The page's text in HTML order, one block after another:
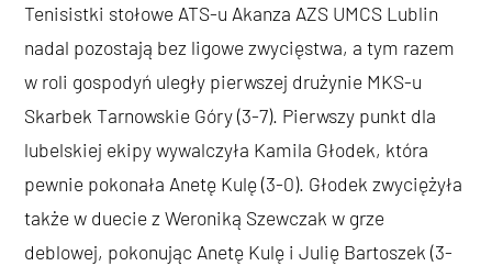
Tenisistki stołowe ATS-u Akanza AZS UMCS Lublin
nadal pozostają bez ligowe zwycięstwa, a tym razem
w roli gospodyń uległy pierwszej drużynie MKS-u
Skarbek Tarnowskie Góry (3-7). Pierwszy punkt dla
lubelskiej ekipy wywalczyła Kamila Głodek, która
pewnie pokonała Anetę Kulę (3-0). Głodek zwyciężyła
także w duecie z Weroniką Szewczak w grze
deblowej, pokonując Anetę Kulę i Julię Bartoszek (3-